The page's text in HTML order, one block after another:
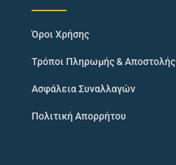
Όροι Χρήσης
Τρόποι Πληρωμής & Αποστολής
Ασφάλεια Συναλλαγών
Πολιτική Απορρήτου